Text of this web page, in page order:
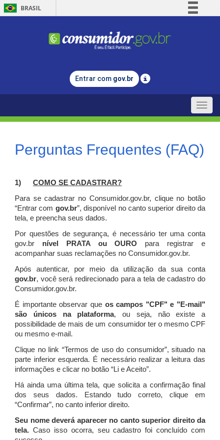
BRASIL
Comunica BR
Legislação
Entrar com gov.br
Toggle
Perguntas Frequentes (FAQ)
1) COMO SE CADASTRAR?
Para se cadastrar no Consumidor.gov.br, clique no botão
“Entrar com gov.br”, disponível no canto superior direito da
tela, e preencha seus dados.
Por questões de segurança, é necessário ter uma conta
gov.br nível PRATA ou OURO para registrar e
acompanhar suas reclamações no Consumidor.gov.br.
Após autenticar, por meio da utilização da sua conta
gov.br, você será redirecionado para a tela de cadastro do
Consumidor.gov.br.
É importante observar que os campos "CPF" e "E-mail"
são únicos na plataforma, ou seja, não existe a
possibilidade de mais de um consumidor ter o mesmo CPF
ou mesmo e-mail.
Clique no link “Termos de uso do consumidor”, situado na
parte inferior esquerda. É necessário realizar a leitura das
informações e clicar no botão “Li e Aceito”.
Há ainda uma última tela, que solicita a confirmação final
dos seus dados. Estando tudo correto, clique em
“Confirmar”, no canto inferior direito.
Seu nome deverá aparecer no canto superior direito da
tela. Caso isso ocorra, seu cadastro foi concluído com